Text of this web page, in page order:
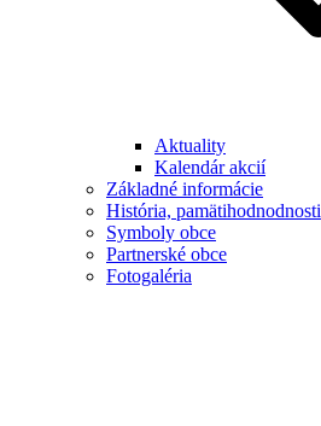
Aktuality
Kalendár akcií
Základné informácie
História, pamätihodnodnosti
Symboly obce
Partnerské obce
Fotogaléria